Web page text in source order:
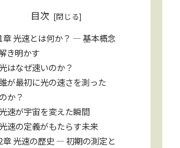
目次
章 光速とは何か？ — 基本概念
き明かす
光はなぜ速いのか？
が最初に光の速さを測った
のか？
光速が宇宙を変えた瞬間
光速の定義がもたらす未来
章 光速の歴史 — 初期の測定と